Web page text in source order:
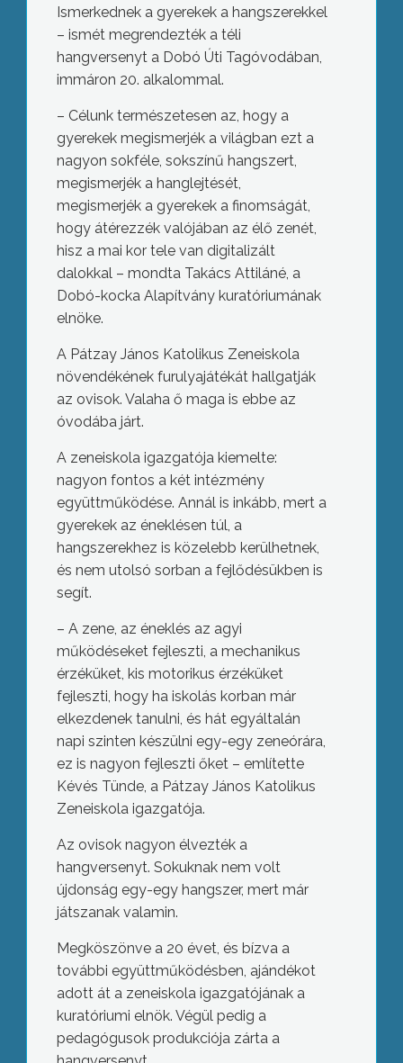
Ismerkednek a gyerekek a hangszerekkel
– ismét megrendezték a téli
hangversenyt a Dobó Úti Tagóvodában,
immáron 20. alkalommal.
– Célunk természetesen az, hogy a
gyerekek megismerjék a világban ezt a
nagyon sokféle, sokszínű hangszert,
megismerjék a hanglejtését,
megismerjék a gyerekek a finomságát,
hogy átérezzék valójában az élő zenét,
hisz a mai kor tele van digitalizált
dalokkal – mondta Takács Attiláné, a
Dobó-kocka Alapítvány kuratóriumának
elnöke.
A Pátzay János Katolikus Zeneiskola
növendékének furulyajátékát hallgatják
az ovisok. Valaha ő maga is ebbe az
óvodába járt.
A zeneiskola igazgatója kiemelte:
nagyon fontos a két intézmény
együttműködése. Annál is inkább, mert a
gyerekek az éneklésen túl, a
hangszerekhez is közelebb kerülhetnek,
és nem utolsó sorban a fejlődésükben is
segít.
– A zene, az éneklés az agyi
működéseket fejleszti, a mechanikus
érzéküket, kis motorikus érzéküket
fejleszti, hogy ha iskolás korban már
elkezdenek tanulni, és hát egyáltalán
napi szinten készülni egy-egy zeneórára,
ez is nagyon fejleszti őket – említette
Kévés Tünde, a Pátzay János Katolikus
Zeneiskola igazgatója.
Az ovisok nagyon élvezték a
hangversenyt. Sokuknak nem volt
újdonság egy-egy hangszer, mert már
játszanak valamin.
Megköszönve a 20 évet, és bízva a
további együttműködésben, ajándékot
adott át a zeneiskola igazgatójának a
kuratóriumi elnök. Végül pedig a
pedagógusok produkciója zárta a
Rendőrségi évértékelő